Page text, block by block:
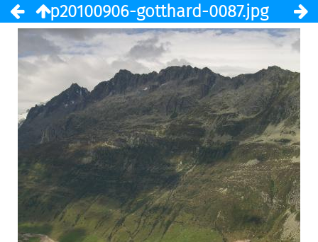
p20100906-gotthard-0087.jpg